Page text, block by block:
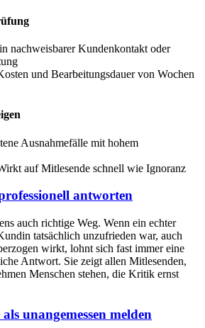
nachweisbarer Kundenkontakt oder
und Bearbeitungsdauer von Wochen
Ausnahmefälle mit hohem
auf Mitlesende schnell wie Ignoranz
antworten
auch richtige Weg. Wenn ein echter
tatsächlich unzufrieden war, auch
wirkt, lohnt sich fast immer eine
Antwort. Sie zeigt allen Mitlesenden,
Menschen stehen, die Kritik ernst
unangemessen melden